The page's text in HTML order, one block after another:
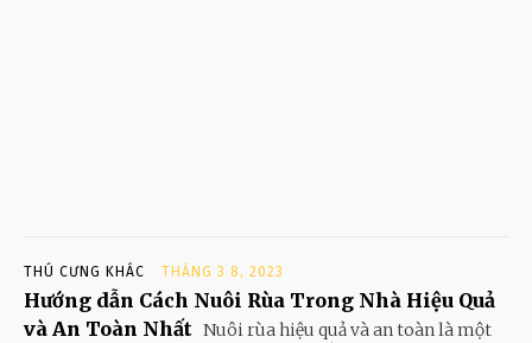
THÚ CƯNG KHÁC THÁNG 3 8, 2023
Hướng dẫn Cách Nuôi Rùa Trong Nhà Hiệu Quả
và An Toàn Nhất Nuôi rùa hiệu quả và an toàn là một